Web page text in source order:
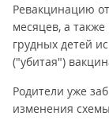
Ревакцинацию
месяцев, а
грудных детей
("убитая")
Родители уже
изменения